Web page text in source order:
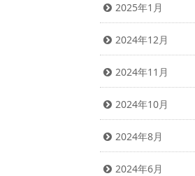
2025年1月
2024年12月
2024年11月
2024年10月
2024年8月
2024年6月